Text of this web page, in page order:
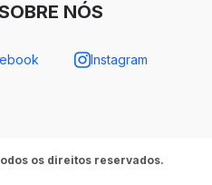
NÓS
Instagram
os direitos reservados.